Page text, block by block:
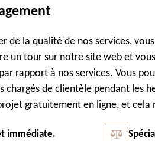
de la qualité de nos services,
un tour sur notre site web et
rapport à nos services. Vous
chargés de clientèle pendant les
gratuitement en ligne, et cela
immédiate.